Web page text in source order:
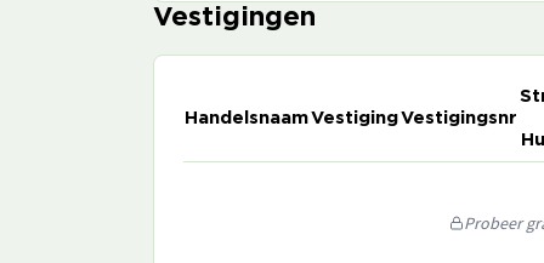
Vestigingen
HandelsnaamVestigingVestigingsnr
Probeer